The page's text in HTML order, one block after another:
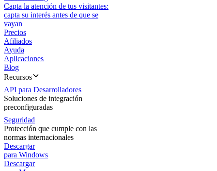
Capta la atención de tus visitantes:
capta su interés antes de que se
vayan
Precios
Afiliados
Ayuda
Aplicaciones
Blog
Recursos
API para Desarrolladores
Soluciones de integración
preconfiguradas
Seguridad
Protección que cumple con las
normas internacionales
Descargar
para Windows
Descargar